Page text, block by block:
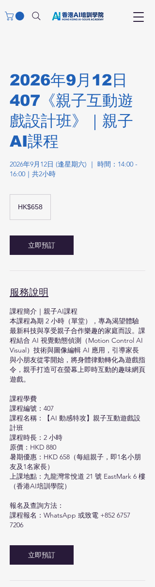
2026年9月12日
407《親子互動遊
戲設計班》｜親子
AI課程
2026年9月12日 (逢星期六) ｜ 時間：14:00 -
16:00｜共2小時
HK$658
立即預訂
服務說明
課程簡介｜親子AI課程
本課程為期 2 小時（單堂），專為渴望體驗
最新科技與享受親子合作樂趣的家庭而設。課
程結合 AI 視覺動態偵測（Motion Control AI
Visual）技術與圖像編輯 AI 應用，引導家長
與小朋友從零開始，將身體律動轉化為遊戲指
令，親手打造可在螢幕上即時互動的趣味網頁
遊戲。
課程學費
課程編號：407
課程名稱：【AI 動感特攻】親子互動遊戲設
計班
課程時長：2 小時
原價：HKD 880
暑期優惠：HKD 658（每組親子，即1名小朋
友及1名家長）
上課地點：九龍灣常悅道 21 號 EastMark 6 樓
（香港AI培訓學院）
報名及查詢方法：
課程報名：WhatsApp 或致電 +852 6757
7206
立即預訂